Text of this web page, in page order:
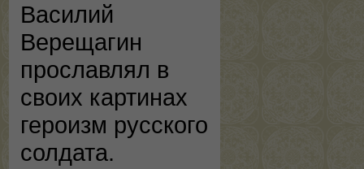
Василий
Верещагин
прославлял в
своих картинах
героизм русского
солдата.